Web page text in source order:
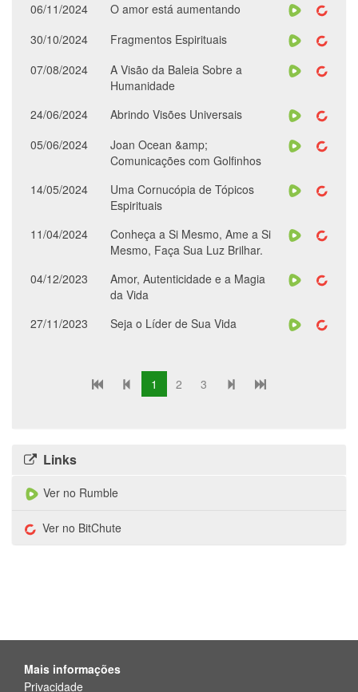
06/11/2024
O amor está aumentando
30/10/2024
Fragmentos Espirituais
07/08/2024
A Visão da Baleia Sobre a
Humanidade
24/06/2024
Abrindo Visões Universais
05/06/2024
Joan Ocean &amp;
Comunicações com Golfinhos
14/05/2024
Uma Cornucópia de Tópicos
Espirituais
11/04/2024
Conheça a Si Mesmo, Ame a Si
Mesmo, Faça Sua Luz Brilhar.
04/12/2023
Amor, Autenticidade e a Magia
da Vida
27/11/2023
Seja o Líder de Sua Vida
1 2 3
Links
Ver no Rumble
Ver no BitChute
Mais informações
Privacidade